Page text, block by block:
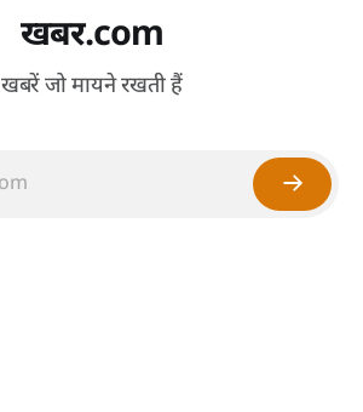
खबर.com
खबरें जो मायने रखती हैं